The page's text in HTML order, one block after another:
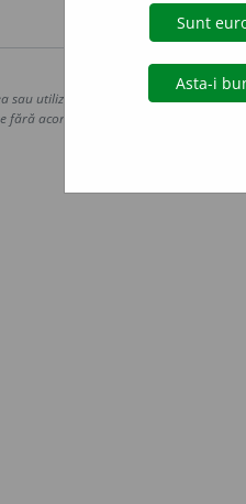
Copyright ©
sau utilizarea datelor de pe acest site,
fără acordul nostru prealabil scris, cu